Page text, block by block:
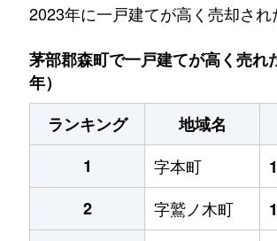
2023年に一戸建てが高く売却され
茅部郡森町で一戸建てが高く売れ
年）
ランキング
地域名
1
字本町
2
字鷲ノ木町